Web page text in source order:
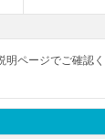
明ページでご確認